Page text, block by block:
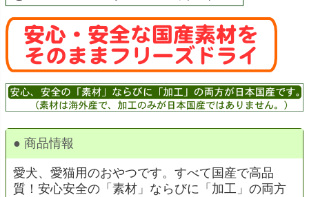
● 商品情報
愛犬、愛猫用のおやつです。すべて国産で高品
質！安心安全の「素材」ならびに「加工」の両方